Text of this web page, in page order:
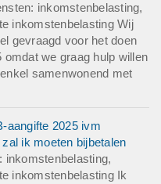
inkomstenbelasting,
inkomstenbelasting Wij
gevraagd voor het doen
we graag hulp willen
samenwonend met
aangifte 2025 ivm
ik moeten bijbetalen
inkomstenbelasting,
inkomstenbelasting Ik